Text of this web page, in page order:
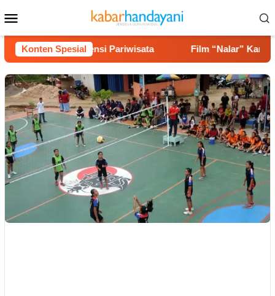
ke
kontenMobile
Konten Spesial
hingga Potensi Pariwisata Film “Nalar” Karya Guru